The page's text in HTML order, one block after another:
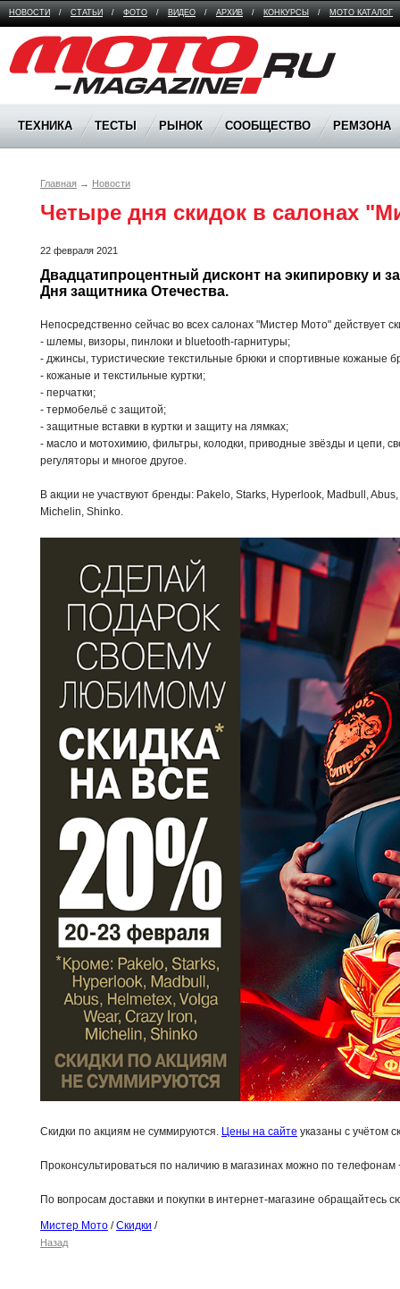
НОВОСТИ / СТАТЬИ / ФОТО / ВИДЕО / АРХИВ / КОНКУРСЫ / МОТО КАТАЛОГ
Moto Magazine
ТЕХНИКА ТЕСТЫ РЫНОК СООБЩЕСТВО РЕМЗОНА
Главная → Новости
Четыре дня скидок в салонах
22 февраля 2021
Двадцатипроцентный дисконт на экипировку и
Дня защитника Отечества.
Непосредственно сейчас во всех салонах "Мистер Мото" действует
- шлемы, визоры, пинлоки и bluetooth-гарнитуры;
- джинсы, туристические текстильные брюки и спортивные кожаные
- кожаные и текстильные куртки;
- перчатки;
- термобельё с защитой;
- защитные вставки в куртки и защиту на лямках;
- масло и мотохимию, фильтры, колодки, приводные звёзды и цепи,
регуляторы и многое другое.
В акции не участвуют бренды: Pakelo, Starks, Hyperlook, Madbull,
Michelin, Shinko.
Скидки по акциям не суммируются. Цены на сайте указаны с учётом
Проконсультироваться по наличию в магазинах можно по
По вопросам доставки и покупки в интернет-магазине обращайтесь
Мистер Мото /Скидки /
Назад